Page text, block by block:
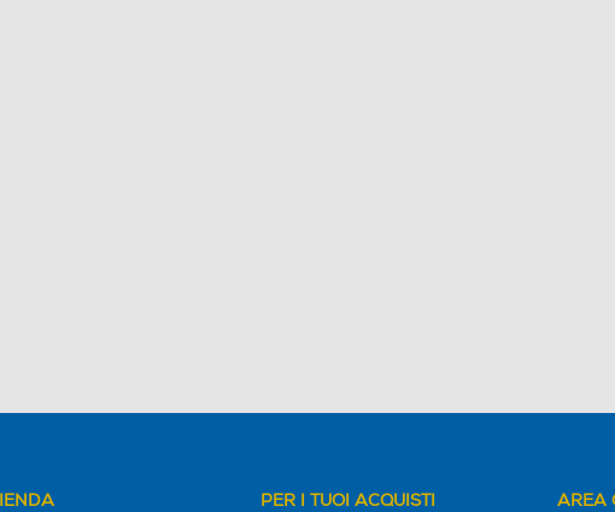
PER I TUOI ACQUISTI AREA